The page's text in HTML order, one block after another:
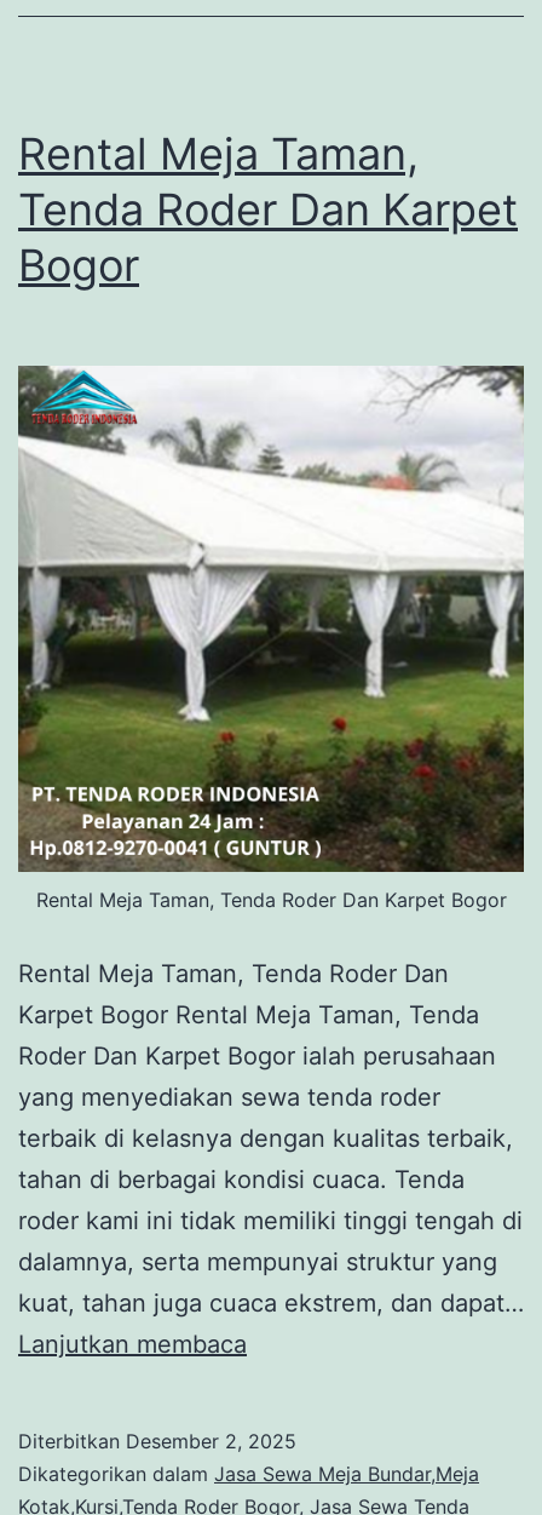
Rental Meja Taman,
Tenda Roder Dan Karpet
Bogor
Rental Meja Taman, Tenda Roder Dan Karpet Bogor
Rental Meja Taman, Tenda Roder Dan
Karpet Bogor Rental Meja Taman, Tenda
Roder Dan Karpet Bogor ialah perusahaan
yang menyediakan sewa tenda roder
terbaik di kelasnya dengan kualitas terbaik,
tahan di berbagai kondisi cuaca. Tenda
roder kami ini tidak memiliki tinggi tengah di
dalamnya, serta mempunyai struktur yang
kuat, tahan juga cuaca ekstrem, dan dapat…
Lanjutkan membaca
Tenda
Roder
Diterbitkan Desember 2, 2025
Dikategorikan dalam Jasa Sewa Meja Bundar,Meja
Kotak,Kursi,Tenda Roder Bogor, Jasa Sewa Tenda